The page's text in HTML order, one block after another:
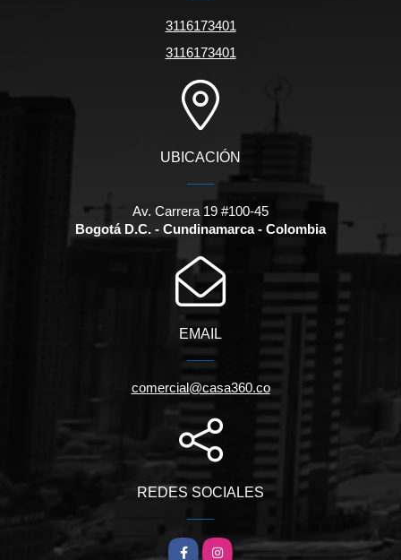
3116173401
3116173401
UBICACIÓN
Av. Carrera 19 #100-45
Bogotá D.C. - Cundinamarca - Colombia
EMAIL
comercial@casa360.co
REDES SOCIALES
FacebookInstagram